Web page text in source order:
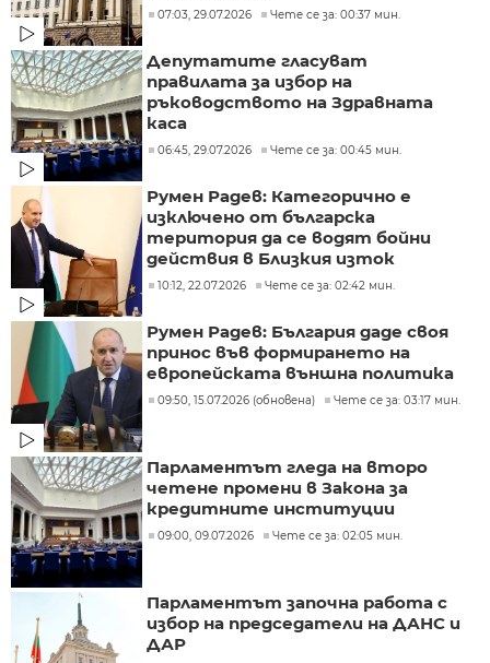
07:03, 29.07.2026 Чете се за: 00:37 мин.
Депутатите гласуват
правилата за избор на
ръководството на Здравната
каса
06:45, 29.07.2026 Чете се за: 00:45 мин.
Румен Радев: Категорично е
изключено от българска
територия да се водят бойни
действия в Близкия изток
10:12, 22.07.2026 Чете се за: 02:42 мин.
Румен Радев: България даде своя
принос във формирането на
европейската външна политика
09:50, 15.07.2026 (обновена) Чете се за: 03:17 мин.
Парламентът гледа на второ
четене промени в Закона за
кредитните институции
09:00, 09.07.2026 Чете се за: 02:05 мин.
Парламентът започна работа с
избор на председатели на ДАНС и
ДАР